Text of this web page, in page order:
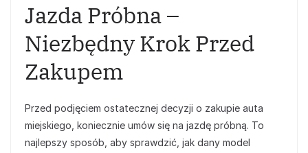
Jazda Próbna –
Niezbędny Krok Przed
Zakupem
Przed podjęciem ostatecznej decyzji o zakupie auta
miejskiego, koniecznie umów się na jazdę próbną. To
najlepszy sposób, aby sprawdzić, jak dany model